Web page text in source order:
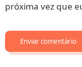
próxima vez que